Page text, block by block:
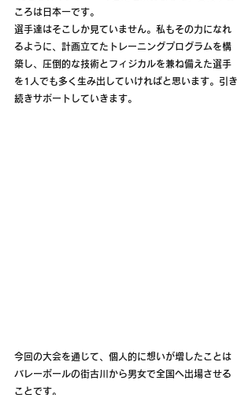
ころは日本一です。
選手達はそこしか見ていません。私もその力になれ
るように、計画立てたトレーニングプログラムを構
築し、圧倒的な技術とフィジカルを兼ね備えた選手
を1人でも多く生み出していければと思います。引き
続きサポートしていきます。
今回の大会を通じて、個人的に想いが増したことは
バレーボールの街古川から男女で全国へ出場させる
ことです。